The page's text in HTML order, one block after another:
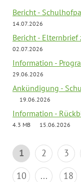
Bericht -
14.07.2026
Bericht -
02.07.2026
Information -
29.06.2026
Ankündigung -
19.06.2026
Information -
4.3 MB
15.06.2026
1 2 3
10
... 18